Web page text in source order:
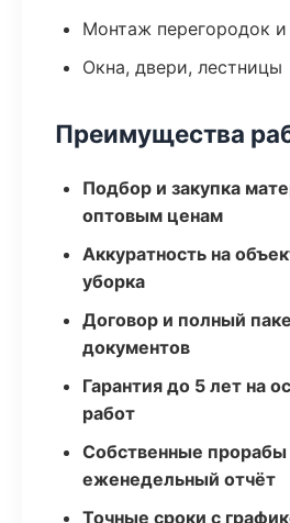
Монтаж перегородок и
Окна, двери, лестницы
Преимущества
Подбор и закупка
оптовым ценам
Аккуратность на
уборка
Договор и полный
документов
Гарантия до 5 лет на
работ
Собственные
еженедельный отчёт
Точные сроки с